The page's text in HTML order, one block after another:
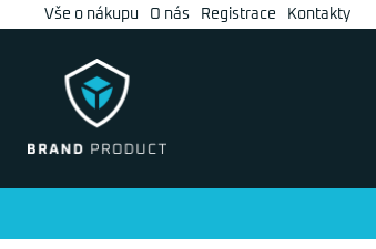
Vše o nákupu O nás Registrace Kontakty